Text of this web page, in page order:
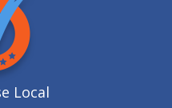
Local